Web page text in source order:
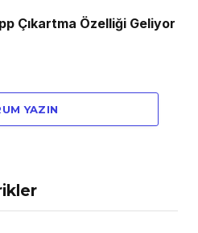
Çıkartma Özelliği Geliyor
YAZIN